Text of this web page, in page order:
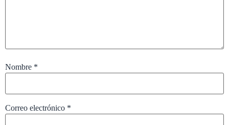
Nombre *
Correo electrónico *